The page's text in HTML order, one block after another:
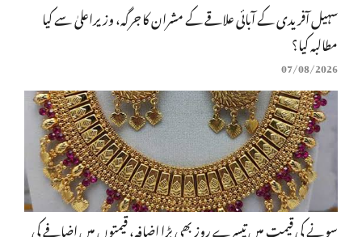
سہیل آفریدی کے آبائی علاقے کے مشران کا جرگہ، وزیراعلیٰ سے کیا
مطالبہ کیا؟
07/08/2026
سونے کی قیمت میں تیسرے روز بھی بڑا اضافہ، قیمتوں میں اضافے کی